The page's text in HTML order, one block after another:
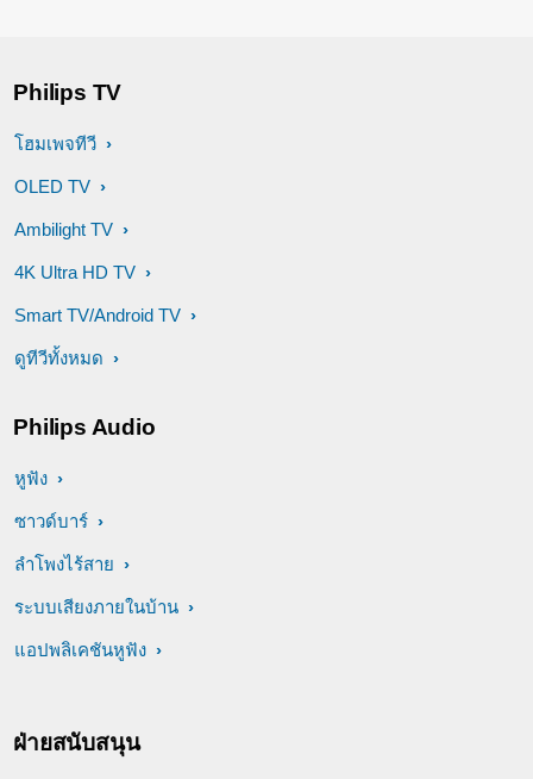
Philips TV
โฮมเพจทีวี
OLED TV
Ambilight TV
4K Ultra HD TV
Smart TV/Android TV
ดูทีวีทั้งหมด
Philips Audio
หูฟัง
ซาวด์บาร์
ลำโพงไร้สาย
ระบบเสียงภายในบ้าน
แอปพลิเคชันหูฟัง
ฝ่ายสนับสนุน